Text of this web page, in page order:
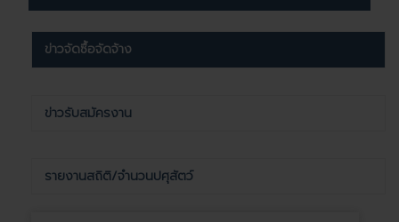
ข่าวจัดซื้อจัดจ้าง
ข่าวรับสมัครงาน
รายงานสถิติ/จำนวนปศุสัตว์